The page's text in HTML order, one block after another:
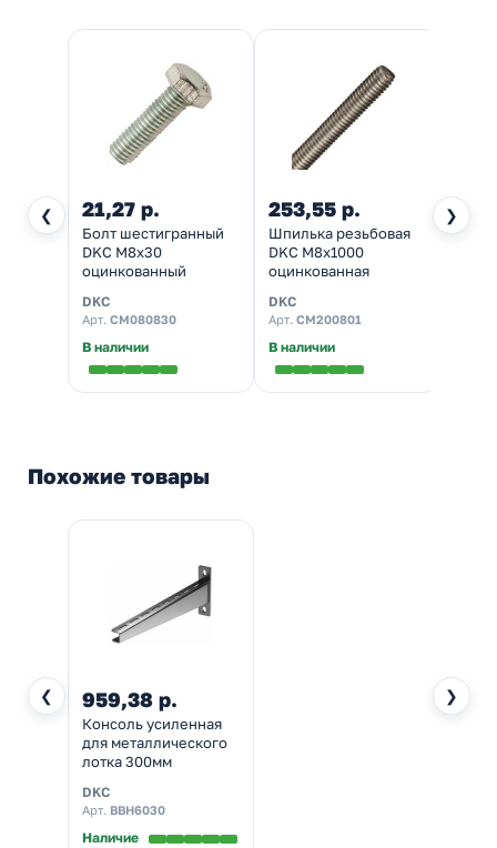
❮ ❯
21,27 р.
Болт шестигранный
DKC М8х30
оцинкованный
DKC
Арт. CM080830
В наличии
253,55 р.
Шпилька резьбовая
DKC М8х1000
оцинкованная
DKC
Арт. CM200801
В наличии
Похожие товары
❮ ❯
959,38 р.
Консоль усиленная
для металлического
лотка 300мм
DKC
Арт. BBH6030
Наличие